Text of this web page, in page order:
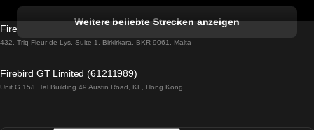
Züge von Lissabon nach Lagos
Züge von Lissabon nach Madrid
Weitere beliebte Strecken anzeigen
Firebird GT Limited (OC 1451)
432, Triq Fleur de Lys, Suite 1, Birkirkara, BKR 9061, Malta
Firebird GT Limited (61211989)
Unit G 15/F Tal Building 49 Austin Road, KL, Hong Kong